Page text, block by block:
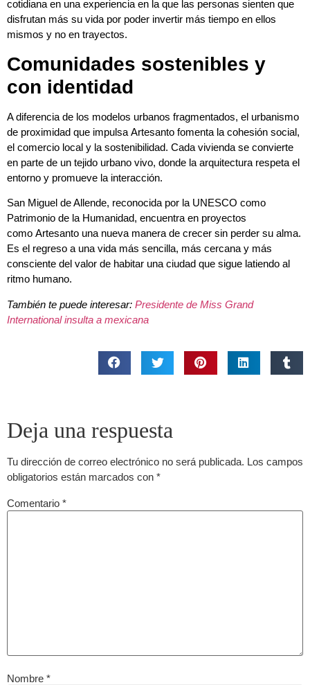
cotidiana en una experiencia en la que las personas sienten que
disfrutan más su vida por poder invertir más tiempo en ellos
mismos y no en trayectos.
Comunidades sostenibles y
con identidad
A diferencia de los modelos urbanos fragmentados, el urbanismo
de proximidad que impulsa Artesanto fomenta la cohesión social,
el comercio local y la sostenibilidad. Cada vivienda se convierte
en parte de un tejido urbano vivo, donde la arquitectura respeta el
entorno y promueve la interacción.
San Miguel de Allende, reconocida por la UNESCO como
Patrimonio de la Humanidad, encuentra en proyectos
como Artesanto una nueva manera de crecer sin perder su alma.
Es el regreso a una vida más sencilla, más cercana y más
consciente del valor de habitar una ciudad que sigue latiendo al
ritmo humano.
También te puede interesar: Presidente de Miss Grand
International insulta a mexicana
Deja una respuesta
Tu dirección de correo electrónico no será publicada. Los campos
obligatorios están marcados con *
Comentario *
Nombre *